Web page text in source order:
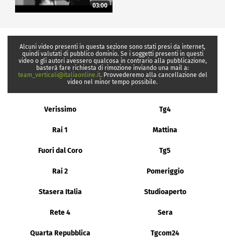
03:00
Alcuni video presenti in questa sezione sono stati presi da internet,
quindi valutati di pubblico dominio. Se i soggetti presenti in questi
video o gli autori avessero qualcosa in contrario alla pubblicazione,
basterà fare richiesta di rimozione inviando una mail a:
team_verticali@italiaonline.it. Provvederemo alla cancellazione del
video nel minor tempo possibile.
Verissimo Tg4
Rai 1 Mattina
Fuori dal Coro Tg5
Rai 2 Pomeriggio
Stasera Italia Studioaperto
Rete 4 Sera
Quarta Repubblica Tgcom24